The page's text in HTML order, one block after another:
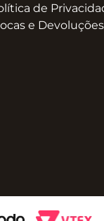
de
e Devoluções